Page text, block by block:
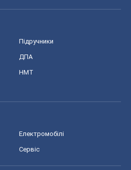
Підручники
ДПА
НМТ
Електромобілі
Сервіс